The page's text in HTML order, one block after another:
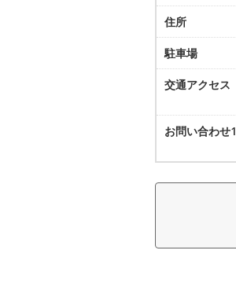
住所
駐車場
交通アクセス
お問い合わせ1